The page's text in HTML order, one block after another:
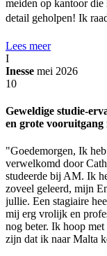
meiden op kantoor
detail geholpen! Ik
Lees meer
I
Inesse mei 2026
10
Geweldige studie-
en grote vooruitgang
"Goedemorgen, Ik
verwelkomd door
studeerde bij AM. Ik
zoveel geleerd, mijn
jullie. Een stagiaire
mij erg vrolijk en
nog beter. Ik hoop
zijn dat ik naar Malta